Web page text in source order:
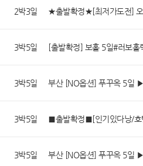
2박3일
3박5일
3박5일
3박5일
3박5일